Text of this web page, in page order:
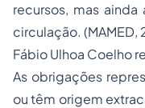
recursos, mas
circulação. (MAMED,
Fábio Ulhoa Coelho
As obrigações
ou têm origem